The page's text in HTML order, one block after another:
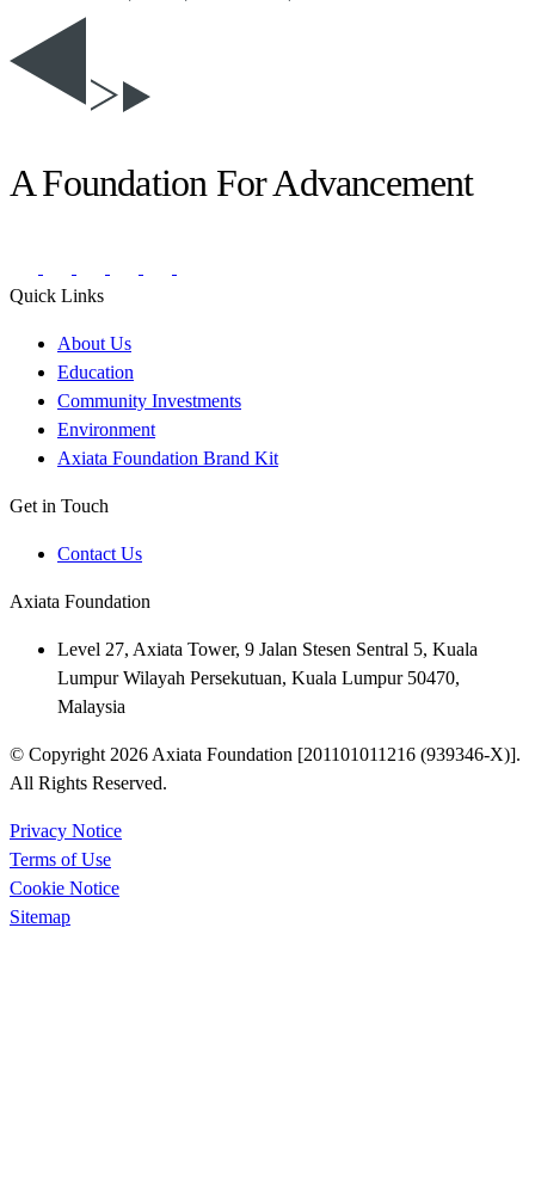
A Foundation For Advancement
Quick Links
About Us
Education
Community Investments
Environment
Axiata Foundation Brand Kit
Get in Touch
Contact Us
Axiata Foundation
Level 27, Axiata Tower, 9 Jalan Stesen Sentral 5, Kuala
Lumpur Wilayah Persekutuan, Kuala Lumpur 50470,
Malaysia
© Copyright 2026 Axiata Foundation [201101011216 (939346-X)].
All Rights Reserved.
Privacy Notice
Terms of Use
Cookie Notice
Sitemap